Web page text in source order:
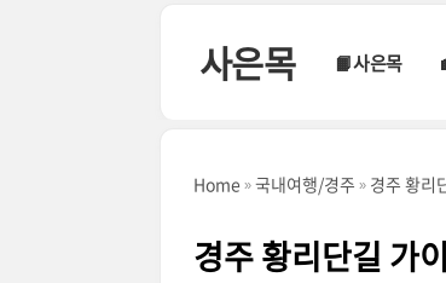
사은목 📙사은목
Home 국내여행/경주 경주 황리
경주 황리단길 가